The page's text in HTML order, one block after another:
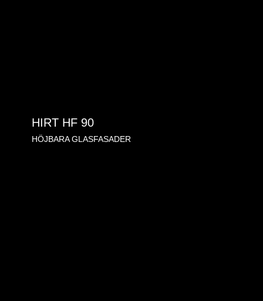
HIRT HF 90
HÖJBARA GLASFASADER